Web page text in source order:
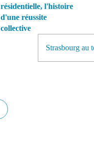
résidentielle, l'histoire
d'une réussite
collective
Strasbourg au